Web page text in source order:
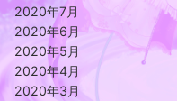
2020年7月
2020年6月
2020年5月
2020年4月
2020年3月